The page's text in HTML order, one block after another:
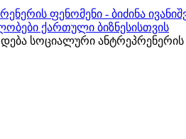
ფენომენი - ბიძინა
ქართული ბიზნესისთვის
სოციალური ანტრეპრენერის